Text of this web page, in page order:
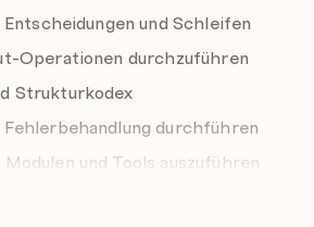
(KI) und Azure-Dienste:
und Azure-Dienste
für KI-Workloads,
von Azure KI-
und Schleifen
Operationen durchzuführen
Strukturkodex
durchführen
und Tools auszuführen